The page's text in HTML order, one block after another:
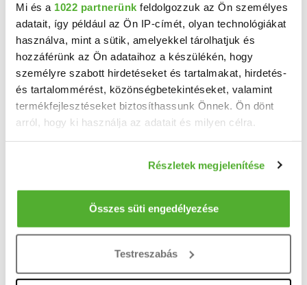
Mi és a 1022 partnerünk feldolgozzuk az Ön személyes
adatait, így például az Ön IP-címét, olyan technológiákat
használva, mint a sütik, amelyekkel tárolhatjuk és
hozzáférünk az Ön adataihoz a készülékén, hogy
személyre szabott hirdetéseket és tartalmakat, hirdetés-
és tartalommérést, közönségbetekintéseket, valamint
termékfejlesztéseket biztosíthassunk Önnek. Ön dönt
arról, hogy ki használja az adatait és milyen célra.
Információgyűjtés az Ön földrajzi elhelyezkedéséről
pár méteres pontossággal
Az Ön készülékén beazonosítása annak konkrét
módjairól és adja meg preferenciáit a
pontban. Bármikor módosíthatja vagy visszavonhatja a
Részletek megjelenítése
Összes süti engedélyezése
Testreszabás
20 M Ft 12 962 Ft/m2
Mindszent - Eladó telek
Az Openhouse Szeged Ingatlaniroda kínálatában eladó a #173710 hivatkozási számú mindszenti ...